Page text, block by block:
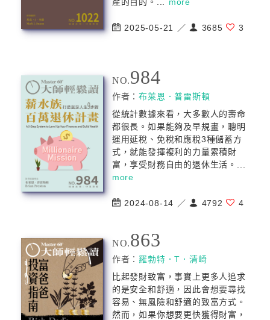
2025-05-21 ／ 3685 3
NO.984
作者：布萊恩．普雷斯頓
從統計數據來看，大多數人的壽命
都很長。如果能夠及早規畫，聰明
運用延稅、免稅和應稅3種儲蓄方
式，就能發揮複利的力量累積財
富，享受財務自由的退休生活。...
more
2024-08-14 ／ 4792 4
NO.863
作者： 羅勃特．T．清崎
比起發財致富，事實上更多人追求
的是安全和舒適，因此會想要尋找
容易、無風險和舒適的致富方式。
然而，如果你想要更快獲得財富，